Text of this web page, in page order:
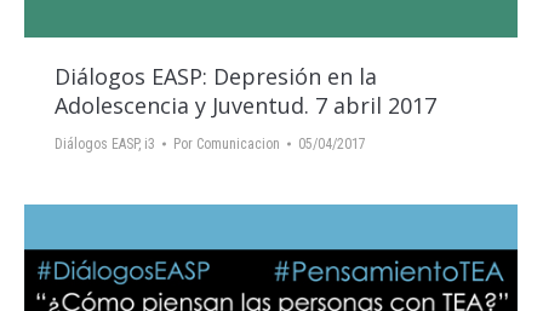
Diálogos EASP: Depresión en la
Adolescencia y Juventud. 7 abril 2017
Diálogos EASP, i3 Por Comunicacion 05/04/2017